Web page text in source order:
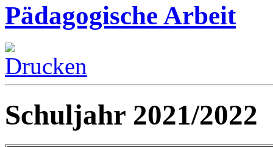
Pädagogische Arbeit
Schuljahr 2021/2022